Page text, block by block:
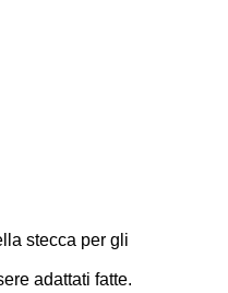
stecca per gli
adattati fatte.